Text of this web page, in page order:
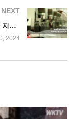
NEXT
바이든 버지니아 등 10곳 지역혁신엔진 본격 지원 돌입
2024